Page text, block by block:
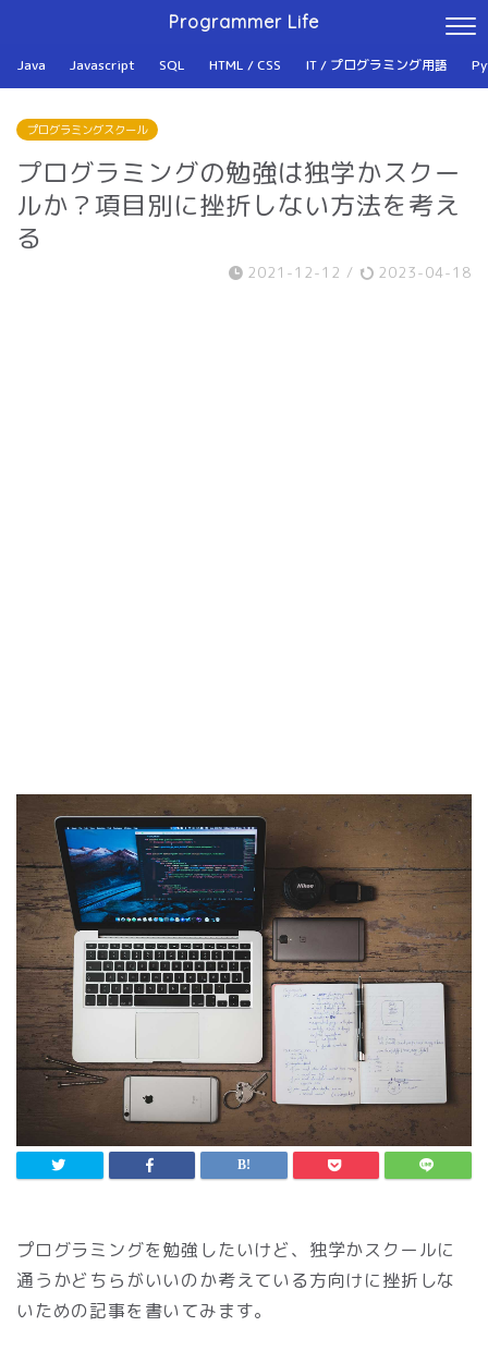
Programmer Life
Java Javascript SQL HTML / CSS IT / プログラミング用語
プログラミングスクール
プログラミングの勉強は独学かスクー
ルか？項目別に挫折しない方法を考え
る
2021-12-12 / 2023-04-18
プログラミングを勉強したいけど、独学かスクールに
通うかどちらがいいのか考えている方向けに挫折しな
いための記事を書いてみます。